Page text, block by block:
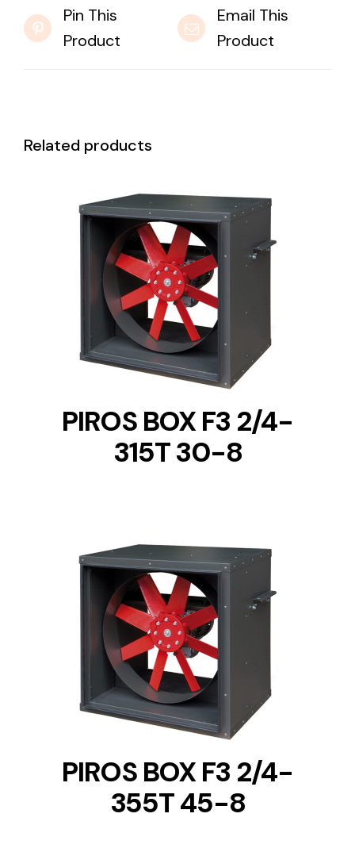
Pin This
Product
Email This
Product
Related products
DETAILS
PIROS BOX F3 2/4-
315T 30-8
DETAILS
PIROS BOX F3 2/4-
355T 45-8